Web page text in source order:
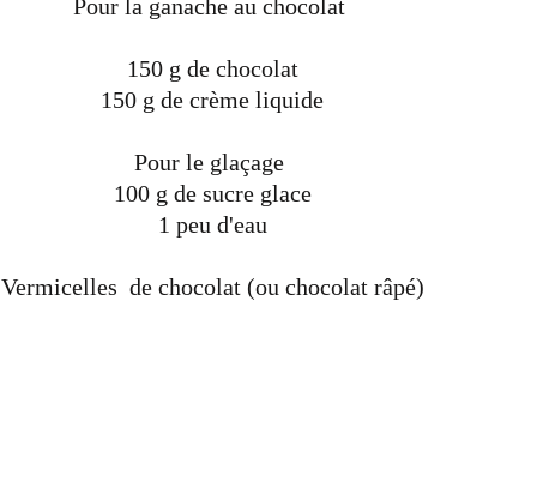
Pour la ganache au chocolat
150 g de chocolat
150 g de crème liquide
Pour le glaçage
100 g de sucre glace
1 peu d'eau
Vermicelles de chocolat (ou chocolat râpé)